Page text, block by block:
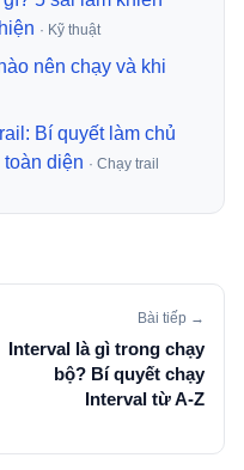
· Kỹ thuật
nên chạy và khi
Bí quyết làm chủ
diện · Chạy trail
Bài tiếp →
Interval là gì trong chạy
bộ? Bí quyết chạy
Interval từ A-Z